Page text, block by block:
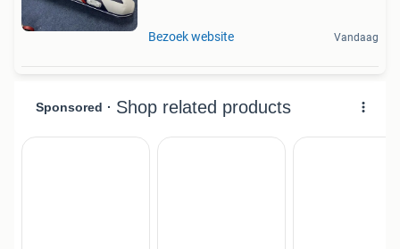
Bezoek website Vandaag